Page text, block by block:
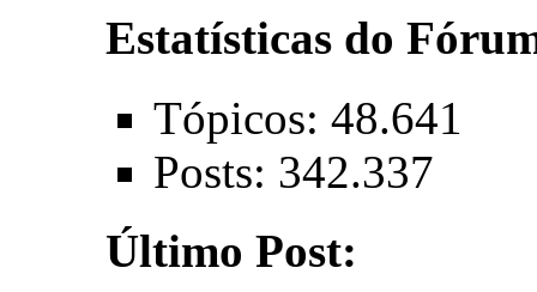
Estatísticas do
Tópicos: 48.641
Posts: 342.337
Último Post: